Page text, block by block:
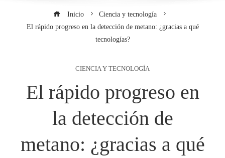
Inicio
Ciencia y tecnología
El rápido progreso en la detección de metano: ¿gracias a qué
tecnologías?
CIENCIA Y TECNOLOGÍA
El rápido progreso en
la detección de
metano: ¿gracias a qué